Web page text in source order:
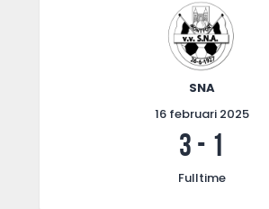
Foto album
SNA
16 februari 2025
3 - 1
Fulltime